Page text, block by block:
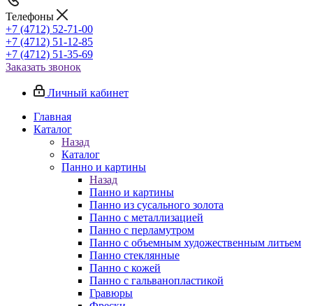
Телефоны
+7 (4712) 52-71-00
+7 (4712) 51-12-85
+7 (4712) 51-35-69
Заказать звонок
Личный кабинет
Главная
Каталог
Назад
Каталог
Панно и картины
Назад
Панно и картины
Панно из сусального золота
Панно с металлизацией
Панно с перламутром
Панно с объемным художественным литьем
Панно стеклянные
Панно с кожей
Панно с гальванопластикой
Гравюры